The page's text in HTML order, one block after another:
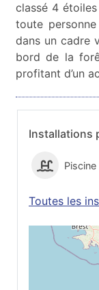
Installations
Piscine
Toutes les
classé 4
toute
dans un cadre
bord de la
profitant d’un